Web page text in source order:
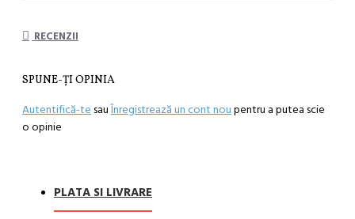
RECENZII
SPUNE-ŢI OPINIA
Autentifică-te sauÎnregistrează un cont nou pentru a putea scie
o opinie
PLATA SI LIVRARE